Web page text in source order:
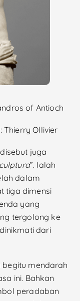
of Antioch
Thierry Ollivier
disebut juga
”. Ialah
dalam
tiga dimensi
yang
tergolong ke
dari
begitu mendarah
ini. Bahkan
peradaban